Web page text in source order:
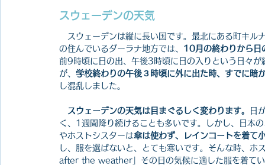
スウェーデンの天気
スウェーデンは縦に長い国です。最北にある町キル
の住んでいるダーラナ地方では、 10月の終わりから日
前9時頃に日の出、午後3時頃に日の入りという日々
が、 学校終わりの午後３時頃に外に出た時、すでに暗
し混乱しました。
スウェーデンの天気は目まぐるしく変わります。
日
く、1週間降り続けることも多いです。しかし、日本
やホストシスターは傘は使わず、レインコートを着て
し、服を選ばないと、とても寒いです。そんな時、
after the weather」その日の気候に適した服を着てい